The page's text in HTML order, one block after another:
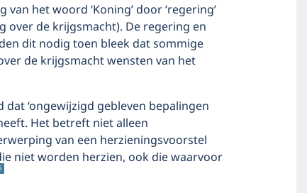
het woord ‘Koning’ door ‘regering’
over de krijgsmacht). De regering en
dit nodig toen bleek dat sommige
de krijgsmacht wensten van het
‘ongewijzigd gebleven bepalingen
Het betreft niet alleen
van een herzieningsvoorstel
niet worden herzien, ook die waarvoor